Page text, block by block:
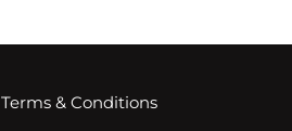
Terms & Conditions